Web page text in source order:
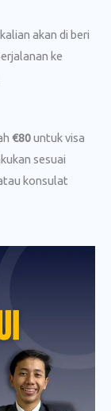
akan di beri
ke
€80untuk visa
sesuai
konsulat